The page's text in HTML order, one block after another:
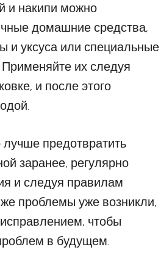
и накипи можно
домашние средства,
и уксуса или специальные
их следуя
и после этого
лучше предотвратить
заранее, регулярно
и следуя правилам
проблемы уже возникли,
чтобы
в будущем.